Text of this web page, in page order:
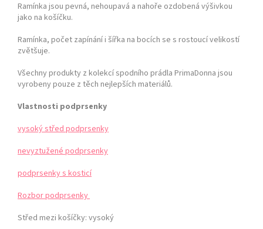
Ramínka jsou pevná, nehoupavá a nahoře ozdobená výšivkou
jako na košíčku.
Ramínka, počet zapínání i šířka na bocích se s rostoucí velikostí
zvětšuje.
Všechny produkty z kolekcí spodního prádla PrimaDonna jsou
vyrobeny pouze z těch nejlepších materiálů.
Vlastnosti podprsenky
vysoký střed podprsenky
nevyztužené podprsenky
podprsenky s kosticí
Rozbor podprsenky
Střed mezi košíčky: vysoký